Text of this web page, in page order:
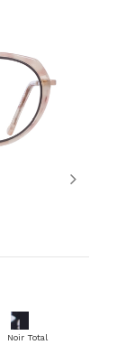
Next
Noir Total